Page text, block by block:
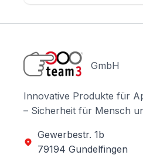
GmbH
Innovative Produkte für
– Sicherheit für Mensch
Gewerbestr. 1b
79194 Gundelfingen